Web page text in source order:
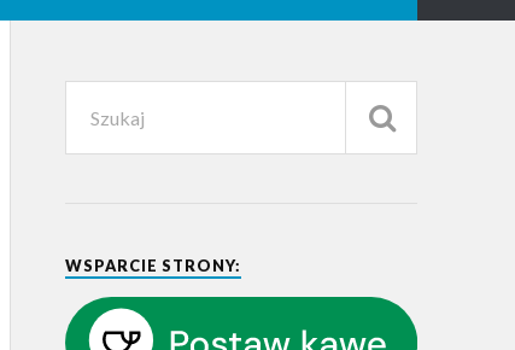
WSPARCIE STRONY: